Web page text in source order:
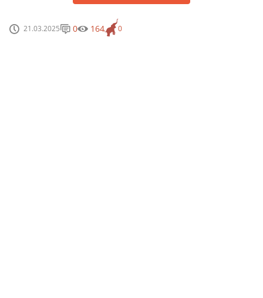
21.03.2025 0
0 164